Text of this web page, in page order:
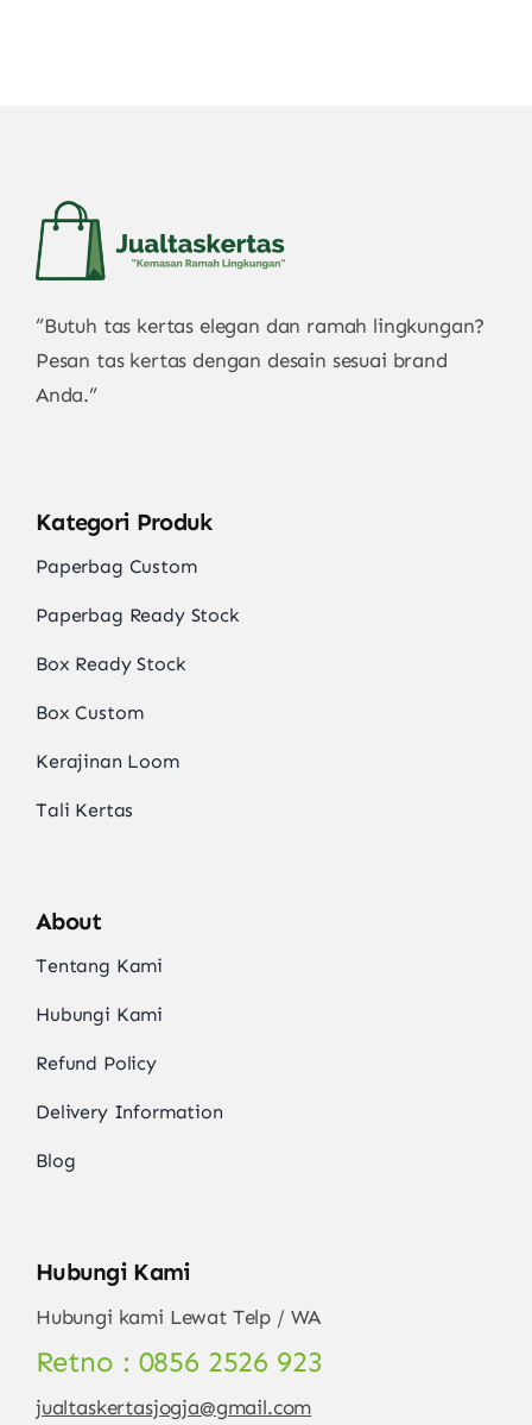
“Butuh tas kertas elegan dan ramah lingkungan?
Pesan tas kertas dengan desain sesuai brand
Anda.”
Kategori Produk
Paperbag Custom
Paperbag Ready Stock
Box Ready Stock
Box Custom
Kerajinan Loom
Tali Kertas
About
Tentang Kami
Hubungi Kami
Refund Policy
Delivery Information
Blog
Hubungi Kami
Hubungi kami Lewat Telp / WA
Retno : 0856 2526 923
jualtaskertasjogja@gmail.com